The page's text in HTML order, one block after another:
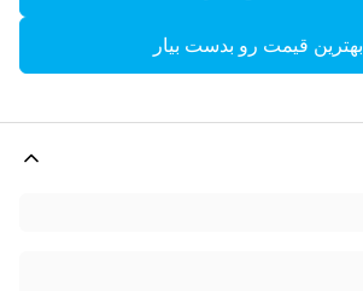
بهترین قیمت رو بدست بیار